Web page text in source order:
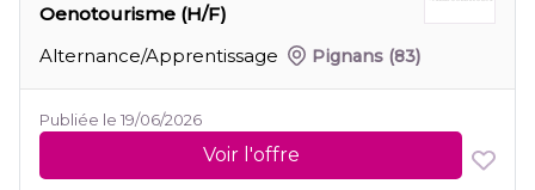
Oenotourisme (H/F)
Alternance/Apprentissage
Pignans (83)
Publiée le 19/06/2026
Voir l'offre